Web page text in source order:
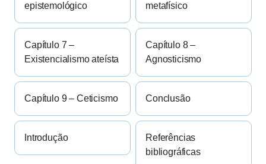
epistemológico
metafísico
Capítulo 7 –
Existencialismo ateísta
Capítulo 8 –
Agnosticismo
Capítulo 9 – Ceticismo Conclusão
Introdução
Referências
bibliográficas